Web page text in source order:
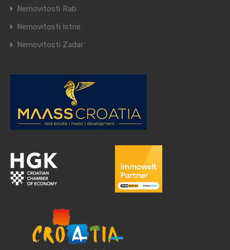
Nemovitosti Rab
Nemovitosti Istrie
Nemovitosti Zadar